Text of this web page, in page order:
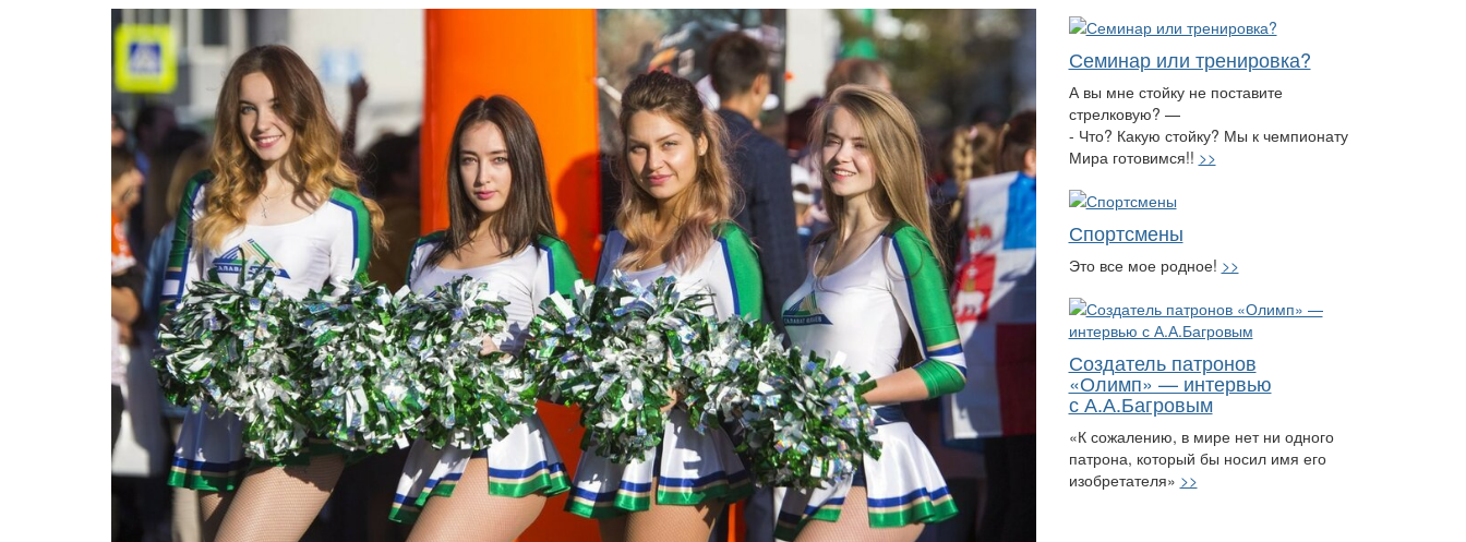
Семинар или тренировка?
А вы мне стойку не поставите
стрелковую? —
- Что? Какую стойку? Мы к чемпионату
Мира готовимся!! >>
Спортсмены
Это все мое родное! >>
Создатель патронов
«Олимп» — интервью
с А.А.Багровым
«К сожалению, в мире нет ни одного
патрона, который бы носил имя его
изобретателя» >>